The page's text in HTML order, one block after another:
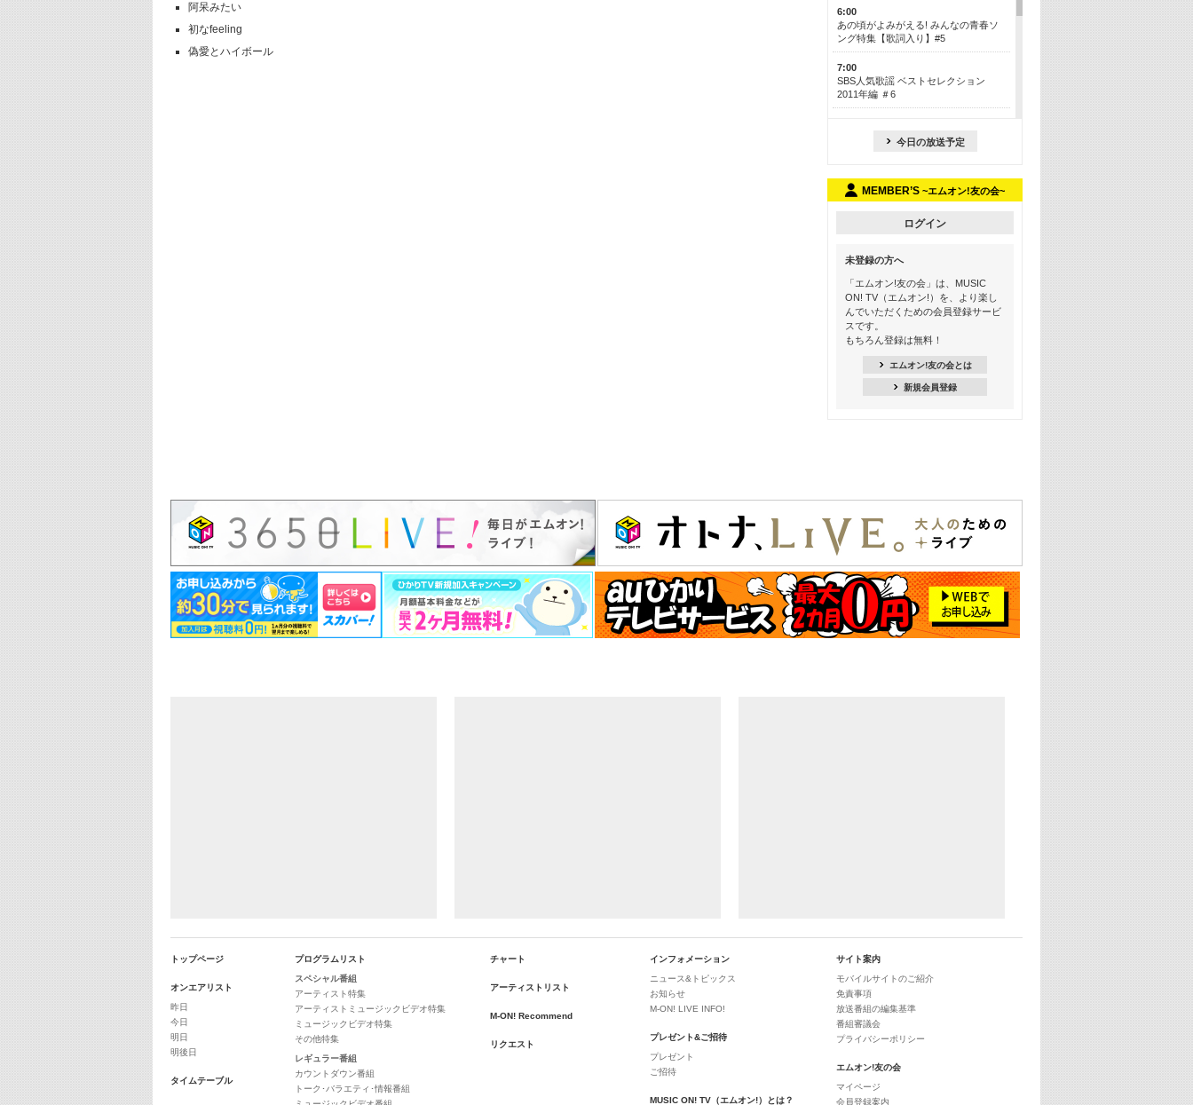
阿呆みたい
初なfeeling
偽愛とハイボール
6:00
あの頃がよみがえる! みんなの青春ソ
ング特集【歌詞入り】#5
7:00
SBS人気歌謡 ベストセレクション
2011年編 ＃6
今も昔も愛される鉄板カラオケメドレ
ー【歌詞入り】 一挙5時間！
13:30
Apple Music カウントダウン 20
16:30
あのころK-POPヒッツ! 2018→2021年
18:30
M-ON! Countdown K
23:00
SUPER EIGHT特集
24:00
25:00
エムオン! ヒッツ
26:00
今日の放送予定
MEMBER’S ~エムオン!友の会~
ログイン
未登録の方へ
「エムオン!友の会」は、MUSIC
ON! TV（エムオン!）を、より楽し
んでいただくための会員登録サービ
スです。
もちろん登録は無料！
エムオン!友の会とは
新規会員登録
トップページ
オンエアリスト
昨日
今日
明日
明後日
タイムテーブル
プログラムリスト
スペシャル番組
アーティスト特集
アーティストミュージックビデオ特集
ミュージックビデオ特集
その他特集
レギュラー番組
カウントダウン番組
トーク･バラエティ･情報番組
チャート
アーティストリスト
M-ON! Recommend
リクエスト
インフォメーション
ニュース&トピックス
お知らせ
M-ON! LIVE INFO!
プレゼント&ご招待
プレゼント
ご招待
MUSIC ON! TV（エムオン!）とは？
サイト案内
モバイルサイトのご紹介
免責事項
放送番組の編集基準
番組審議会
プライバシーポリシー
エムオン!友の会
マイページ
会員登録案内